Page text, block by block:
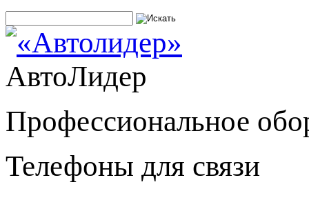
АвтоЛидер
Профессиональное
Телефоны для связи